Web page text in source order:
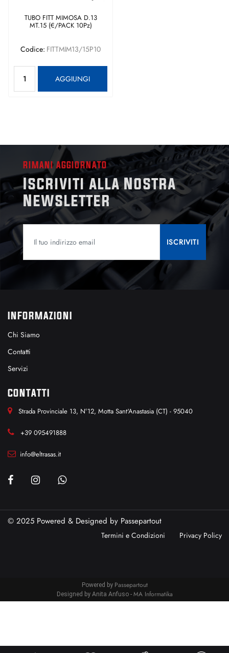
TUBO FITT MIMOSA D.13
MT.15 (€/PACK 10Pz)
Codice: FITTMIM13/15P10
AGGIUNGI
RIMANI AGGIORNATO
Iscriviti alla Nostra
Newsletter
INFORMAZIONI
Chi Siamo
Contatti
Servizi
CONTATTI
Strada Provinciale 13, N°12, Motta Sant'Anastasia (CT) - 95040
+39 095491888
info@eltrasas.it
© 2025 Powered & Designed by Passepartout
Termini e Condizioni Privacy Policy
Powered by Passepartout
Designed by Anita Anfuso - MA Informatika